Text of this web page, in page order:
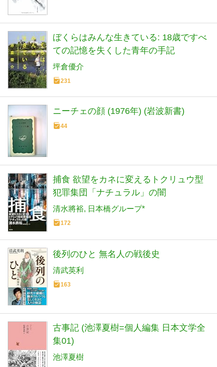
ぼくらはみんな生きている: 18歳ですべ
ての記憶を失くした青年の手記
坪倉優介
231
ニーチェの顔 (1976年) (岩波新書)
44
捕食 欲望をカネに変えるトクリュウ型
犯罪集団「ナチュラル」の闇
清水將裕 日本橋グループ*
172
後列のひと 無名人の戦後史
清武英利
163
古事記 (池澤夏樹=個人編集 日本文学全
集01)
池澤夏樹